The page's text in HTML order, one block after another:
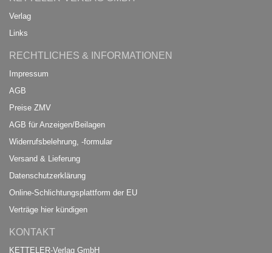
Verlag
Links
RECHTLICHES & INFORMATIONEN
Impressum
AGB
Preise ZMV
AGB für Anzeigen/Beilagen
Widerrufsbelehrung, -formular
Versand & Lieferung
Datenschutzerklärung
Online-Schlichtungsplattform der EU
Verträge hier kündigen
KONTAKT
KETTELER-Verlag GmbH